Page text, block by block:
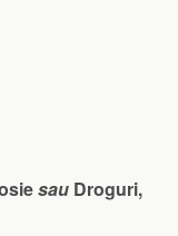
sauDroguri,